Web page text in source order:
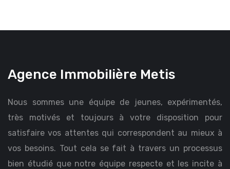
Agence Immobilière Metis
Nous sommes une équipe de jeunes, expérimentés,
très motivés et toujours à votre disposition pour
satisfaire vos attentes qui correspondent au mieux à
vos besoins. Tout cela se fait à travers un processus
bien étudié que notre équipe respecte et les incite à